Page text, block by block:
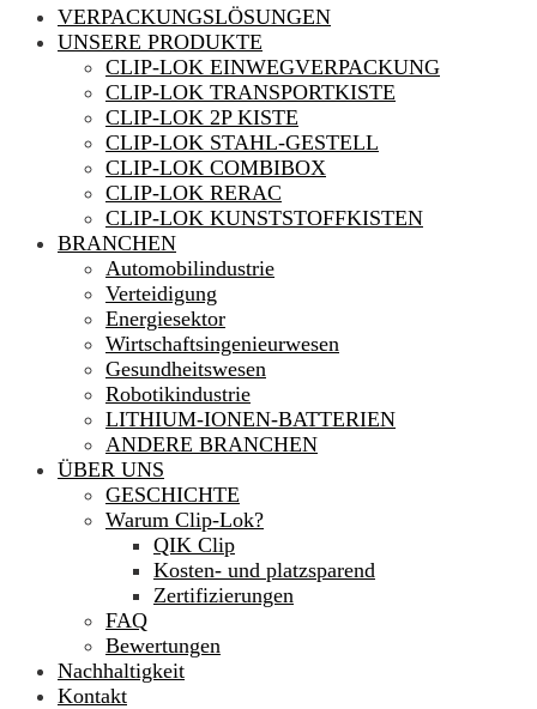
VERPACKUNGSLÖSUNGEN
UNSERE PRODUKTE
CLIP-LOK EINWEGVERPACKUNG
CLIP-LOK TRANSPORTKISTE
CLIP-LOK 2P KISTE
CLIP-LOK STAHL-GESTELL
CLIP-LOK COMBIBOX
CLIP-LOK RERAC
CLIP-LOK KUNSTSTOFFKISTEN
BRANCHEN
Automobilindustrie
Verteidigung
Energiesektor
Wirtschaftsingenieurwesen
Gesundheitswesen
Robotikindustrie
LITHIUM-IONEN-BATTERIEN
ANDERE BRANCHEN
ÜBER UNS
GESCHICHTE
Warum Clip-Lok?
QIK Clip
Kosten- und platzsparend
Zertifizierungen
FAQ
Bewertungen
Nachhaltigkeit
Kontakt